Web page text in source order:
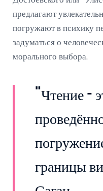
предлагают
погружают в психику
задуматься о
морального выбора.
"Чтение -
границы